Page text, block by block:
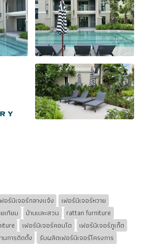
อร์นิเจอร์กลางแจ้ง
เฟอร์นิเจอร์หวาย
เทียม บ้านและสวน
rattan furniture
เฟอร์นิเจอร์คอนโด
เฟอร์นิเจอร์ภูเก็ต
นการติดตั้ง
รับผลิตเฟอร์นิเจอร์โครงการ